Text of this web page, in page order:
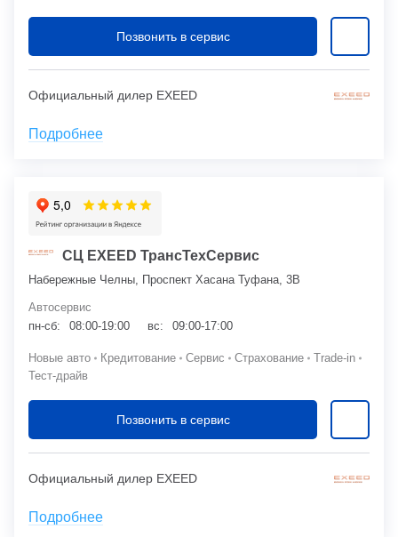
Позвонить в сервис
Официальный дилер EXEED
Подробнее
СЦ EXEED ТрансТехСервис
Набережные Челны, Проспект Хасана Туфана, 3В
Автосервис
пн-сб:
08:00-19:00 вс: 09:00-17:00
Новые авто Кредитование Сервис Страхование
Trade-in
Тест-драйв
Позвонить в сервис
Официальный дилер EXEED
Подробнее